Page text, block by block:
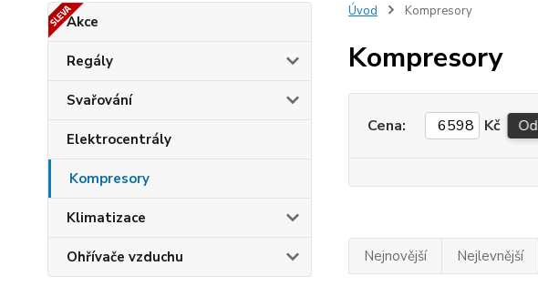
Akce
Regály
Svařování
Elektrocentrály
Kompresory
Klimatizace
Ohřívače vzduchu
Úvod Kompresory
Kompresory
Cena: Kč Od
Nejnovější Nejlevnější